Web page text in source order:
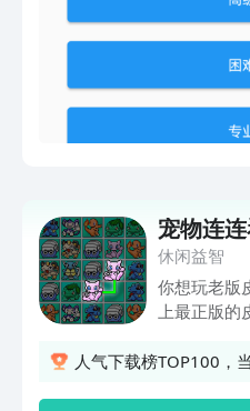
中间的笑脸
宠物连
休闲益智
你想玩老版
上最正版的
丘连连看，
人气下载榜TOP100，